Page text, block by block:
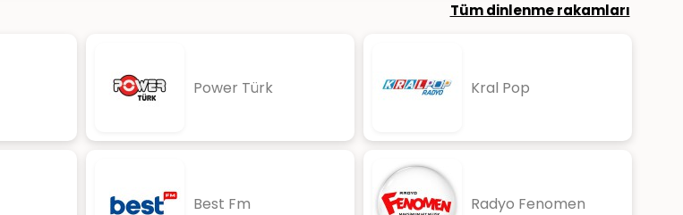
Tüm dinlenme rakamları
Power Türk Kral Pop
Best Fm Radyo Fenomen